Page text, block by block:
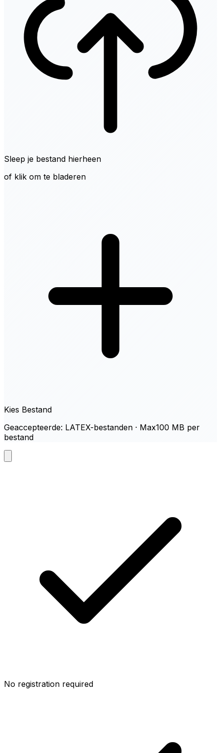
Sleep je bestand hierheen
of klik om te bladeren
Kies Bestand
Geaccepteerde: LATEX-bestanden · Max100 MB per
bestand
No registration required